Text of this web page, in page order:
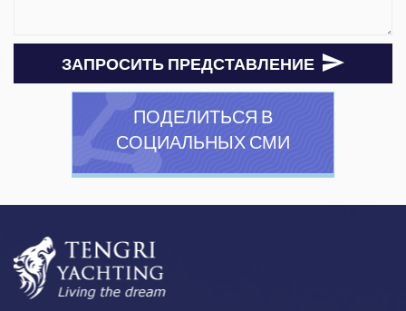
ЗАПРОСИТЬ ПРЕДСТАВЛЕНИЕ
ПОДЕЛИТЬСЯ В
СОЦИАЛЬНЫХ СМИ